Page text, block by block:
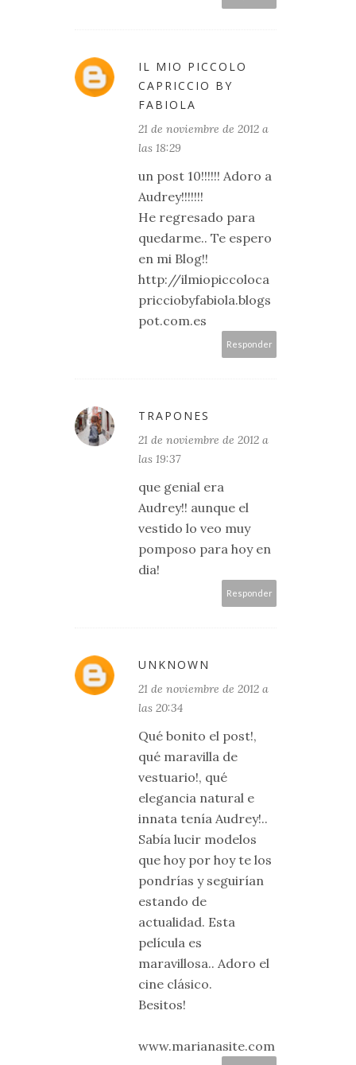
IL MIO PICCOLO
CAPRICCIO BY
FABIOLA
21 de noviembre de 2012 a
las 18:29
un post 10!!!!!! Adoro a
Audrey!!!!!!!
He regresado para
quedarme.. Te espero
en mi Blog!!
http://ilmiopiccoloca
pricciobyfabiola.blogs
pot.com.es
Responder
TRAPONES
21 de noviembre de 2012 a
las 19:37
que genial era
Audrey!! aunque el
vestido lo veo muy
pomposo para hoy en
dia!
Responder
UNKNOWN
21 de noviembre de 2012 a
las 20:34
Qué bonito el post!,
qué maravilla de
vestuario!, qué
elegancia natural e
innata tenía Audrey!..
Sabía lucir modelos
que hoy por hoy te los
pondrías y seguirían
estando de
actualidad. Esta
película es
maravillosa.. Adoro el
cine clásico.
Besitos!
www.marianasite.com